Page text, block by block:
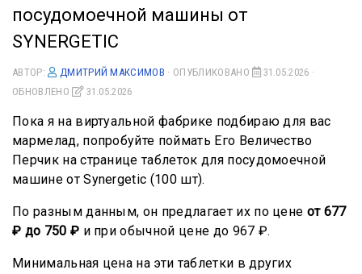
посудомоечной машины от
SYNERGETIC
АВТОР: ДМИТРИЙ МАКСИМОВ · ОПУБЛИКОВАНО 31.05.2026 ·
ОБНОВЛЕНО
31.05.2026
Пока я на виртуальной фабрике подбираю для вас
мармелад, попробуйте поймать Его Величество
Перчик на странице таблеток для посудомоечной
машине от Synergetic (100 шт).
По разным данным, он предлагает их по цене от 677
₽ до 750 ₽ и при обычной цене до 967 ₽.
Минимальная цена на эти таблетки в других